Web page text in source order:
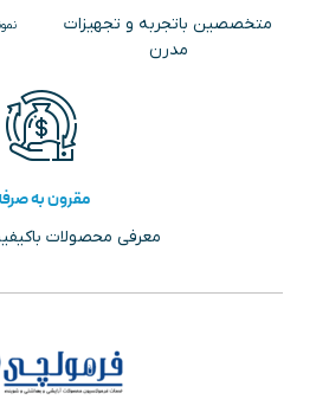
متخصصین باتجربه و تجهیزات
مدرن
مقرون به
معرفی محصولات